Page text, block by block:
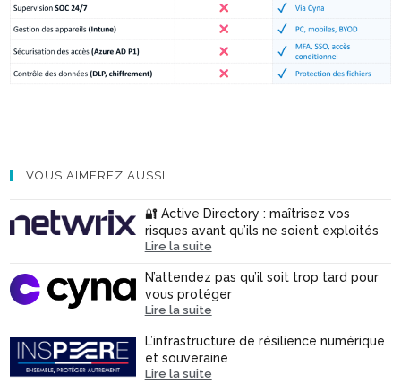
VOUS AIMEREZ AUSSI
🔐 Active Directory : maîtrisez vos
risques avant qu’ils ne soient exploités
Lire la suite
N’attendez pas qu’il soit trop tard pour
vous protéger
Lire la suite
L’infrastructure de résilience numérique
et souveraine
Lire la suite